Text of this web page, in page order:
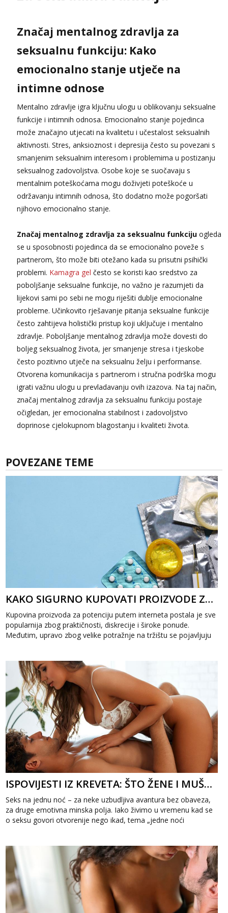
Tel:064/677-677- Kod: #108
Zara
Čekam tvoj poziv!
Tel:064/677-677- Kod: #123
Anđela
064/677-677
- Kod: #142
tel:0,93€ - mob:1,12€ min
Značaj mentalnog zdravlja za
seksualnu funkciju: Kako
emocionalno stanje utječe na
intimne odnose
Mentalno zdravlje igra ključnu ulogu u oblikovanju seksualne
funkcije i intimnih odnosa. Emocionalno stanje pojedinca
može značajno utjecati na kvalitetu i učestalost seksualnih
aktivnosti. Stres, anksioznost i depresija često su povezani s
smanjenim seksualnim interesom i problemima u postizanju
seksualnog zadovoljstva. Osobe koje se suočavaju s
mentalnim poteškoćama mogu doživjeti poteškoće u
održavanju intimnih odnosa, što dodatno može pogoršati
njihovo emocionalno stanje.
Značaj mentalnog zdravlja za seksualnu funkciju ogleda
se u sposobnosti pojedinca da se emocionalno poveže s
partnerom, što može biti otežano kada su prisutni psihički
problemi. Kamagra gel često se koristi kao sredstvo za
poboljšanje seksualne funkcije, no važno je razumjeti da
lijekovi sami po sebi ne mogu riješiti dublje emocionalne
probleme. Učinkovito rješavanje pitanja seksualne funkcije
često zahtijeva holistički pristup koji uključuje i mentalno
zdravlje. Poboljšanje mentalnog zdravlja može dovesti do
boljeg seksualnog života, jer smanjenje stresa i tjeskobe
često pozitivno utječe na seksualnu želju i performanse.
Otvorena komunikacija s partnerom i stručna podrška mogu
igrati važnu ulogu u prevladavanju ovih izazova. Na taj način,
značaj mentalnog zdravlja za seksualnu funkciju postaje
očigledan, jer emocionalna stabilnost i zadovoljstvo
doprinose cjelokupnom blagostanju i kvaliteti života.
POVEZANE TEME
KAKO SIGURNO KUPOVATI PROIZVODE ZA POTENCIJU ONLINE?
Kupovina proizvoda za potenciju putem interneta postala je sve
popularnija zbog praktičnosti, diskrecije i široke ponude.
Međutim, upravo zbog velike potražnje na tržištu se pojavljuju
ISPOVIJESTI IZ KREVETA: ŠTO ŽENE I MUŠKARCI STVARNO MISLE O SEKSU NA JEDNU NOĆ
Seks na jednu noć – za neke uzbudljiva avantura bez obaveza,
za druge emotivna minska polja. Iako živimo u vremenu kad se
o seksu govori otvorenije nego ikad, tema „jedne noći